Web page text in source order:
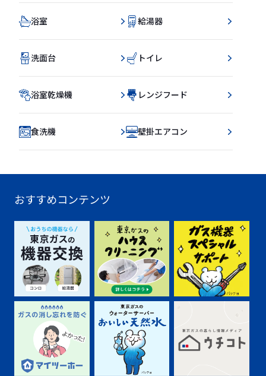
浴室 給湯器
洗面台 トイレ
浴室乾燥機 レンジフード
食洗機 壁掛エアコン
おすすめコンテンツ